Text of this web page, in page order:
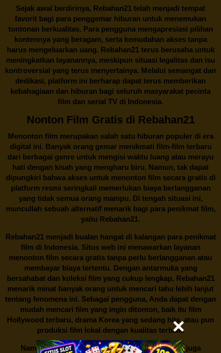
Sejak awal berdirinya, Rebahan21 telah menjadi tempat
favorit bagi para penggemar hiburan untuk menemukan
tontonan berkualitas. Para pengguna mengapresiasi pilihan
kontennya yang beragam, serta kemudahan akses tanpa
harus mengeluarkan uang. Rebahan21terus berusaha untuk
meningkatkan layanannya, meskipun situasi legalitas dan isu
kontroversial yang terus menyertainya. Melalui semangat dan
dedikasi, platform ini berharap dapat terus memberikan
kebahagiaan dan hiburan bagi seluruh masyarakat pecinta
film dan serial TV di Indonesia.
Nonton Film Gratis di Rebahan21
Menonton film merupakan salah satu hiburan populer di era
digital ini. Banyak orang gemar menikmati film-film terbaru
dari berbagai genre untuk mengisi waktu luang atau merayu
hati dengan kisah yang mengharu biru. Namun, tak dapat
dipungkiri bahwa akses untuk menonton film secara gratis di
platform resmi seringkali memerlukan biaya berlangganan
yang tidak semua orang mampu. Di tengah situasi ini,
muncullah sebuah alternatif menarik bagi para penikmat film,
yaitu Rebahan21.
Rebahan21menjadi bualan hangat di kalangan para penikmat
film di Indonesia. Situs web ini menawarkan layanan
menonton film secara gratis tanpa perlu berlangganan atau
membayar biaya tertentu. Dengan antarmuka yang
bersahabat dan koleksi film yang cukup lengkap, Rebahan21
menarik minat banyak orang untuk mencari tahu lebih lanjut
tentang fenomena ini. Sebagai pengguna, Anda dapat dengan
mudah mencari film yang ingin ditonton, baik itu film
Hollywood terbaru, drama Korea yang sedang hits, atau pun
produksi film lokal dengan kualitas terbaik.
Namun, seperti halnya cerita manis,Rebahan21juga